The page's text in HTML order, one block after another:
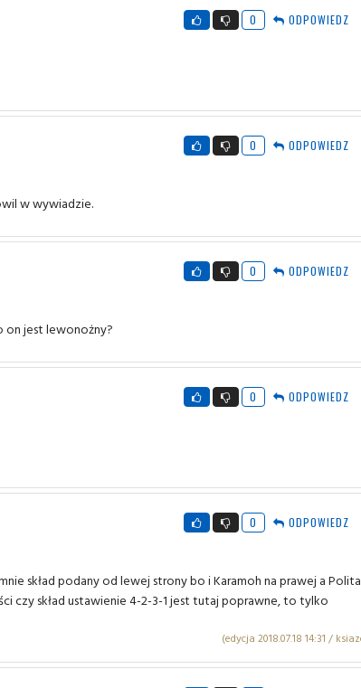
0 ODPOWIEDZ
0 ODPOWIEDZ
w wywiadzie.
0 ODPOWIEDZ
on jest lewonożny?
0 ODPOWIEDZ
0 ODPOWIEDZ
skład podany od lewej strony bo i Karamoh na prawej a
czy skład ustawienie 4-2-3-1 jest tutaj poprawne, to tylko
(edycja 2018.07.18 14:31 /